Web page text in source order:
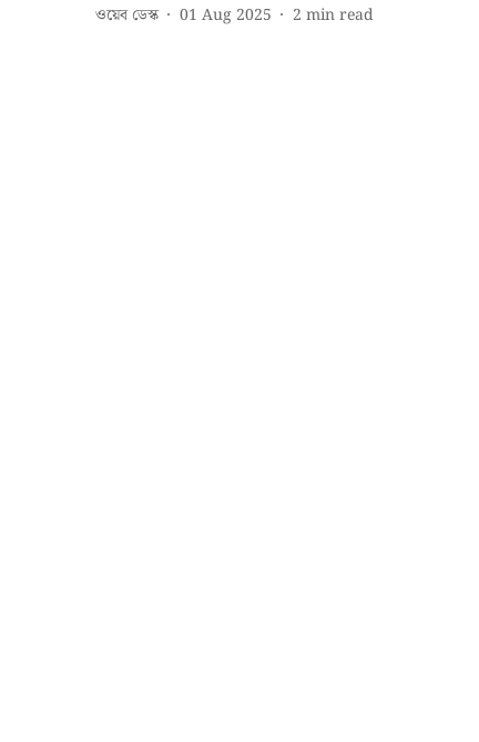
ওয়েব ডেস্ক 01 Aug 2025 2 min read